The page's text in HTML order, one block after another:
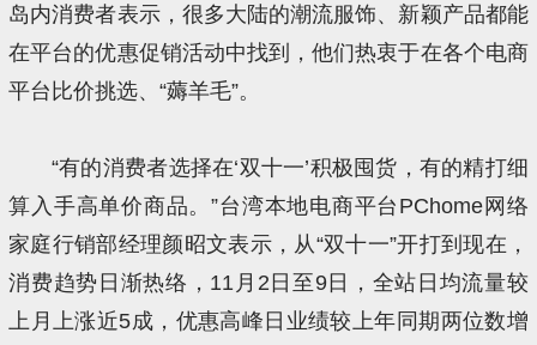
岛内消费者表示，很多大陆的潮流服饰、新颖产品都能
在平台的优惠促销活动中找到，他们热衷于在各个电商
平台比价挑选、“薅羊毛”。
“有的消费者选择在‘双十一’积极囤货，有的精打细
算入手高单价商品。”台湾本地电商平台PChome网络
家庭行销部经理颜昭文表示，从“双十一”开打到现在，
消费趋势日渐热络，11月2日至9日，全站日均流量较
上月上涨近5成，优惠高峰日业绩较上年同期两位数增